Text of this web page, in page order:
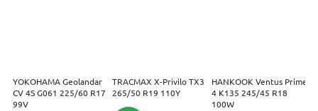
YOKOHAMA Geolandar
CV 4S G061 225/60 R17
99V
TRACMAX X-Privilo TX3
265/50 R19 110Y
HANKOOK Ventus Prime
4 K135 245/45 R18
100W